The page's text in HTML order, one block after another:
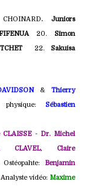
. Juniors
20.Simon
22. Sakuisa
&Thierry
physique: Sébastien
- Dr. Michel
CLAVEL,Claire
Benjamin
vidéo: Maxime